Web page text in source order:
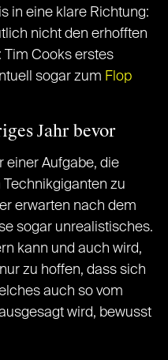
in eine klare Richtung:
nicht den erhofften
Tim Cooks erstes
sogar zum Flop
Jahr bevor
einer Aufgabe, die
zu
erwarten nach dem
sogar unrealistisches.
kann und auch wird,
zu hoffen, dass sich
auch so vom
wird, bewusst